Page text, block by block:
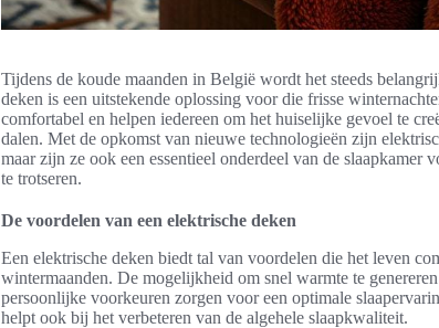
Tijdens de koude maanden in België wordt het steeds
deken is een uitstekende oplossing voor die frisse
comfortabel en helpen iedereen om het huiselijke gevoel te
dalen. Met de opkomst van nieuwe technologieën zijn
maar zijn ze ook een essentieel onderdeel van de
te trotseren.
De voordelen van een elektrische deken
Een elektrische deken biedt tal van voordelen die het leven
wintermaanden. De mogelijkheid om snel warmte te genereren
persoonlijke voorkeuren zorgen voor een optimale
helpt ook bij het verbeteren van de algehele slaapkwaliteit.